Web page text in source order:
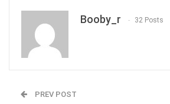
Booby_r 32 Posts
PREV POST